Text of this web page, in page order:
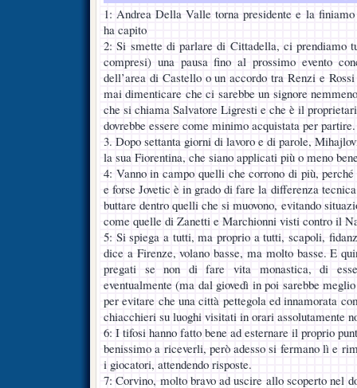
1: Andrea Della Valle torna presidente e la finiamo
ha capito
2: Si smette di parlare di Cittadella, ci prendiamo
compresi) una pausa fino al prossimo evento
dell’area di Castello o un accordo tra Renzi e
mai dimenticare che ci sarebbe un signore
che si chiama Salvatore Ligresti e che è il
dovrebbe essere come minimo acquistata per partire.
3. Dopo settanta giorni di lavoro e di parole,
la sua Fiorentina, che siano applicati più o meno
4: Vanno in campo quelli che corrono di più,
e forse Jovetic è in grado di fare la differenza
buttare dentro quelli che si muovono, evitando
come quelle di Zanetti e Marchionni visti contro il
5: Si spiega a tutti, ma proprio a tutti, scapoli,
dice a Firenze, volano basse, ma molto basse. E
pregati se non di fare vita monastica, di
eventualmente (ma dal giovedì in poi sarebbe
per evitare che una città pettegola ed innamorata
chiacchieri su luoghi visitati in orari assolutamente
6: I tifosi hanno fatto bene ad esternare il proprio
benissimo a riceverli, però adesso si fermano lì e
i giocatori, attendendo risposte.
7: Corvino, molto bravo ad uscire allo scoperto nel